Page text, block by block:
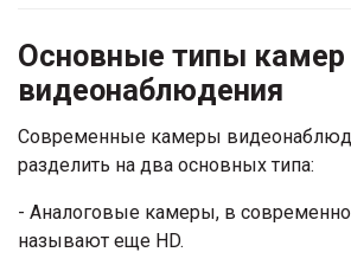
Основные типы камер
видеонаблюдения
Современные камеры
разделить на два основных типа:
- Аналоговые камеры, в
называют еще HD.